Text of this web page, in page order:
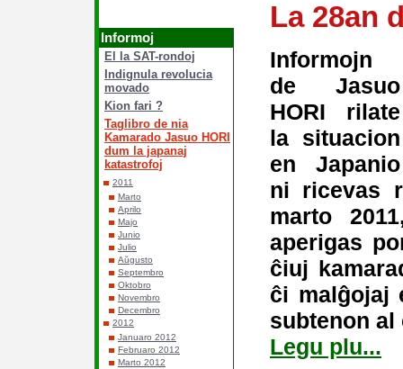
Informoj
El la SAT-rondoj
Indignula revolucia
movado
Kion fari ?
Taglibro de nia
Kamarado Jasuo HORI
dum la japanaj
katastrofoj
2011
Marto
Aprilo
Majo
Junio
Julio
Aŭgusto
Septembro
Oktobro
Novembro
Decembro
2012
Januaro 2012
Februaro 2012
Marto 2012
La 28an
Informojn
de Jasuo
HORI rilate
la situacion
en Japanio
ni ricevas
marto
aperigas
ĉiuj
ĉi malĝojaj
subtenon
Legu plu...